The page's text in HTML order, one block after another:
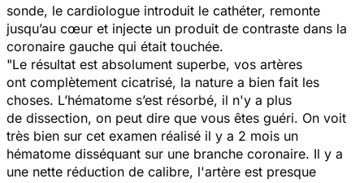
sonde, le cardiologue introduit le cathéter, remonte
jusqu’au cœur et injecte un produit de contraste dans la
coronaire gauche qui était touchée.
"Le résultat est absolument superbe, vos artères
ont complètement cicatrisé, la nature a bien fait les
choses. L’hématome s’est résorbé, il n'y a plus
de dissection, on peut dire que vous êtes guéri. On voit
très bien sur cet examen réalisé il y a 2 mois un
hématome disséquant sur une branche coronaire. Il y a
une nette réduction de calibre, l'artère est presque